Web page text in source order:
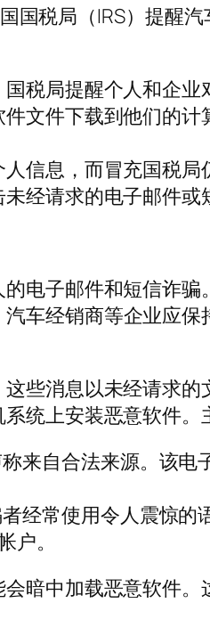
国税局（IRS）提醒
税局提醒个人和企
文件下载到他们的计
信息，而冒充国税
经请求的电子邮件或
电子邮件和短信诈骗
汽车经销商等企业应
些消息以未经请求
统上安装恶意软件。
来自合法来源。该
经常使用令人震惊的
户。
暗中加载恶意软件